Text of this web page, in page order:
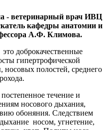
- ветеринарный врач ИВЦ
кафедры анатомии и
А.Ф. Климова.
доброкачественные
гипертрофической
носовых полостей, среднего
течение и
носового дыхания,
обоняния. Следствием
носом, угнетение,